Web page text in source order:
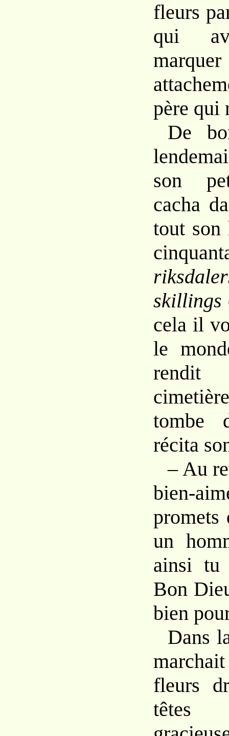
fleurs
qui
père qui
De
son
cacha
tout son
skillings
cela il
le
rendit
tombe
récita
– Au
bien-
promets
un
ainsi tu
Bon
bien
Dans
fleurs
têtes